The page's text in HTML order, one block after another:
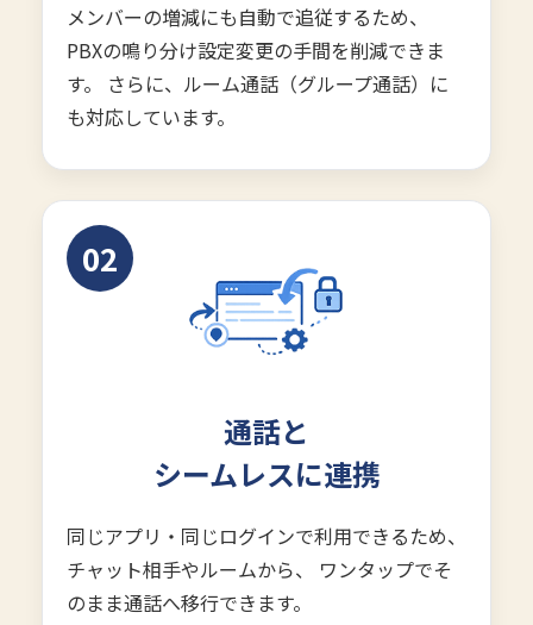
メンバーの増減にも自動で追従するため、
PBXの鳴り分け設定変更の手間を削減できま
す。 さらに、ルーム通話（グループ通話）に
も対応しています。
02
通話と
シームレスに連携
同じアプリ・同じログインで利用できるため、
チャット相手やルームから、 ワンタップでそ
のまま通話へ移行できます。